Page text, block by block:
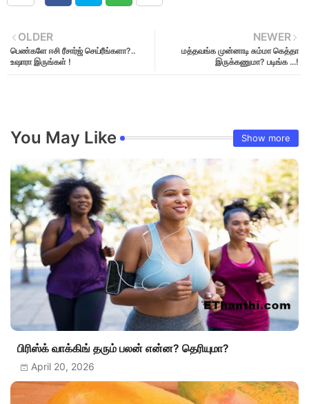
NEWER
மத்தவங்க முன்னாடி சும்மா கெத்தா
இருக்கணுமா? படிங்க ...!
OLDER
பெண்களே ஈசி ரீசார்ஜ் செய்ரீங்களா?..
உஷாரா இருங்கள் !
You May Like Show more
பிரிஸ்க் வாக்கிங் தரும் பலன் என்ன? தெரியுமா?
April 20, 2026